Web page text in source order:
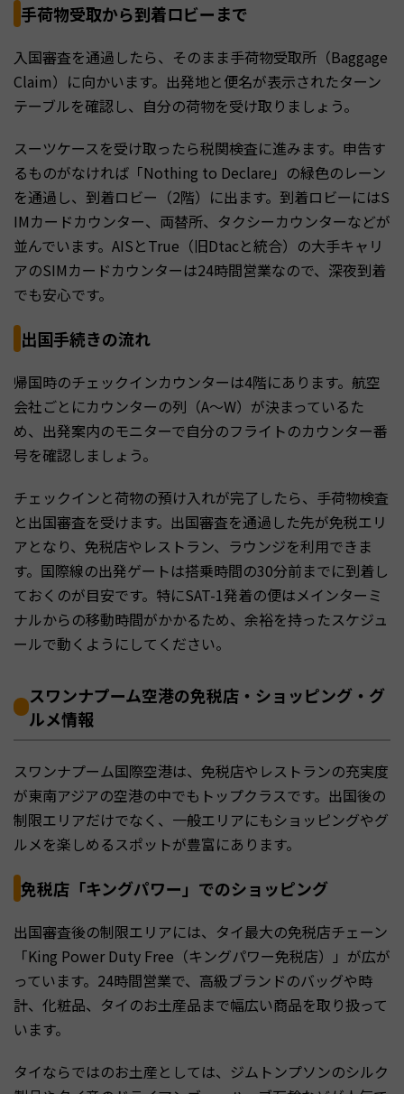
手荷物受取から到着ロビーまで
入国審査を通過したら、そのまま手荷物受取所（Baggage
Claim）に向かいます。出発地と便名が表示されたターン
テーブルを確認し、自分の荷物を受け取りましょう。
スーツケースを受け取ったら税関検査に進みます。申告す
るものがなければ「Nothing to Declare」の緑色のレーン
を通過し、到着ロビー（2階）に出ます。到着ロビーにはS
IMカードカウンター、両替所、タクシーカウンターなどが
並んでいます。AISとTrue（旧Dtacと統合）の大手キャリ
アのSIMカードカウンターは24時間営業なので、深夜到着
でも安心です。
出国手続きの流れ
帰国時のチェックインカウンターは4階にあります。航空
会社ごとにカウンターの列（A～W）が決まっているた
め、出発案内のモニターで自分のフライトのカウンター番
号を確認しましょう。
チェックインと荷物の預け入れが完了したら、手荷物検査
と出国審査を受けます。出国審査を通過した先が免税エリ
アとなり、免税店やレストラン、ラウンジを利用できま
す。国際線の出発ゲートは搭乗時間の30分前までに到着し
ておくのが目安です。特にSAT-1発着の便はメインターミ
ナルからの移動時間がかかるため、余裕を持ったスケジュ
ールで動くようにしてください。
スワンナプーム空港の免税店・ショッピング・グ
ルメ情報
スワンナプーム国際空港は、免税店やレストランの充実度
が東南アジアの空港の中でもトップクラスです。出国後の
制限エリアだけでなく、一般エリアにもショッピングやグ
ルメを楽しめるスポットが豊富にあります。
免税店「キングパワー」でのショッピング
出国審査後の制限エリアには、タイ最大の免税店チェーン
「King Power Duty Free（キングパワー免税店）」が広が
っています。24時間営業で、高級ブランドのバッグや時
計、化粧品、タイのお土産品まで幅広い商品を取り扱って
います。
タイならではのお土産としては、ジムトンプソンのシルク